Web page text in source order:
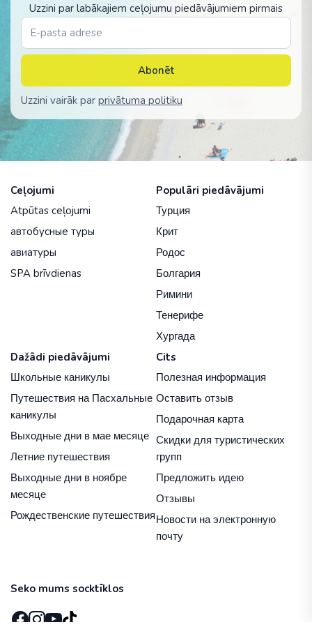
Uzzini par labākajiem ceļojumu piedāvājumiem pirmais
Abonēt
Uzzini vairāk par privātuma politiku
Ceļojumi
Atpūtas ceļojumi
автобусные туры
авиатуры
SPA brīvdienas
Populāri piedāvājumi
Турция
Крит
Родос
Болгария
Римини
Тенерифе
Хургада
Dažādi piedāvājumi
Школьные каникулы
Путешествия на Пасхальные
каникулы
Выходные дни в мае месяце
Летние путешествия
Выходные дни в ноябре
месяце
Рождественские путешествия
Cits
Полезная информация
Оставить отзыв
Подарочная карта
Скидки для туристических
групп
Предложить идею
Отзывы
Новости на электронную
почту
Seko mums socktīklos